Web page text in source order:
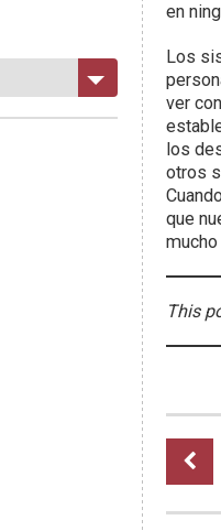
en
Los
ver
los
otros
que
This